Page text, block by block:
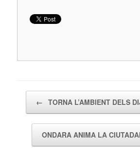
← TORNA L’AMBIENT DELS
ONDARA ANIMA LA